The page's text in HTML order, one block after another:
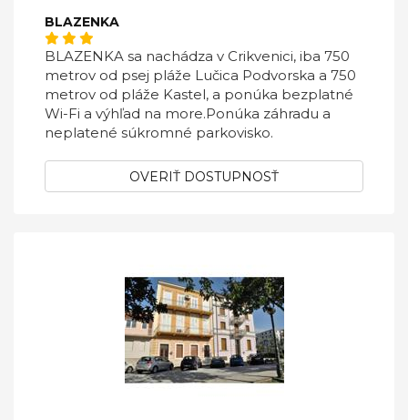
BLAZENKA
BLAZENKA sa nachádza v Crikvenici, iba 750
metrov od psej pláže Lučica Podvorska a 750
metrov od pláže Kastel, a ponúka bezplatné
Wi-Fi a výhľad na more.Ponúka záhradu a
neplatené súkromné ​​parkovisko.
OVERIŤ DOSTUPNOSŤ